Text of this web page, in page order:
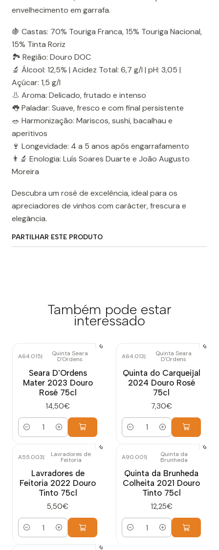
envelhecimento em garrafa.
🍇 Castas: 70% Touriga Franca, 15% Touriga Nacional,
15% Tinta Roriz
🏞️ Região: Douro DOC
🔬 Álcool: 12,5% | Acidez Total: 6,7 g/l | pH: 3,05 |
Açúcar: 1,5 g/l
👃 Aroma: Delicado, frutado e intenso
👅 Paladar: Suave, fresco e com final persistente
🥗 Harmonização: Mariscos, sushi, bacalhau e
aperitivos
🍷 Longevidade: 4 a 5 anos após engarrafamento
👨‍🔬 Enologia: Luís Soares Duarte e João Augusto
Moreira
Descubra um rosé de excelência, ideal para os
apreciadores de vinhos com carácter, frescura e
elegância.
PARTILHAR ESTE PRODUTO
Também pode estar
interessado
A64.015| Quinta Seara
D'Ordens
Seara D'Ordens
Mater 2023 Douro
Rosé 75cl
14,50€
Quantidade
A64.013| Quinta Seara
D'Ordens
Quinta do Carqueijal
2024 Douro Rosé
75cl
7,30€
Quantidade
A55.003| Lavradores de
Feitoria
Lavradores de
Feitoria 2022 Douro
Tinto 75cl
5,50€
Quantidade
A90.001| Quinta da
Brunheda
Quinta da Brunheda
Colheita 2021 Douro
Tinto 75cl
12,25€
Quantidade